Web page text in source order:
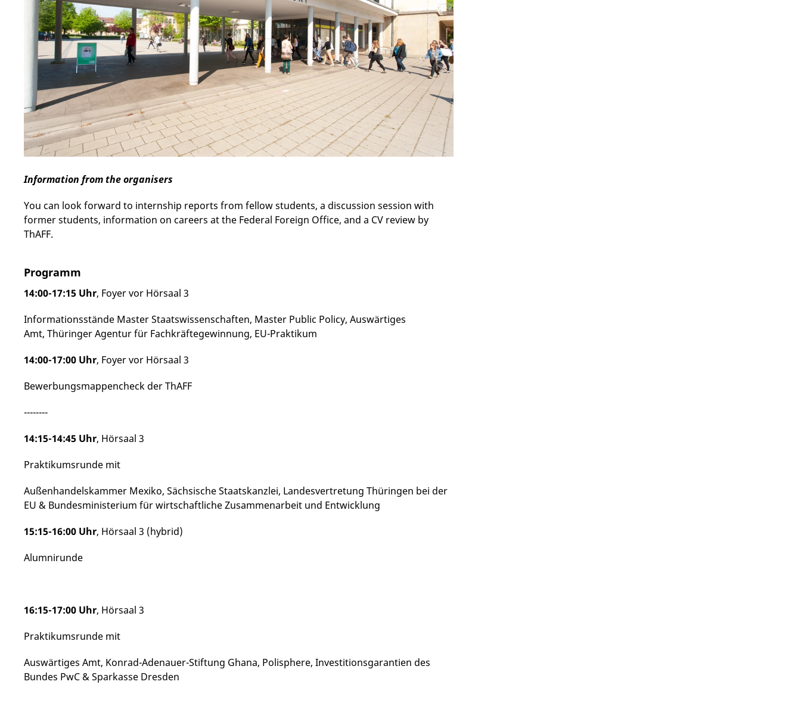
Information from the organisers
You can look forward to internship reports from fellow students, a discussion session with
former students, information on careers at the Federal Foreign Office, and a CV review by
ThAFF.
Programm
14:00-17:15 Uhr, Foyer vor Hörsaal 3
Informationsstände Master Staatswissenschaften, Master Public Policy, Auswärtiges
Amt, Thüringer Agentur für Fachkräftegewinnung, EU-Praktikum
14:00-17:00 Uhr, Foyer vor Hörsaal 3
Bewerbungsmappencheck der ThAFF
--------
14:15-14:45 Uhr, Hörsaal 3
Praktikumsrunde mit
Außenhandelskammer Mexiko, Sächsische Staatskanzlei, Landesvertretung Thüringen bei der
EU & Bundesministerium für wirtschaftliche Zusammenarbeit und Entwicklung
15:15-16:00 Uhr, Hörsaal 3 (hybrid)
Alumnirunde
16:15-17:00 Uhr, Hörsaal 3
Praktikumsrunde mit
Auswärtiges Amt, Konrad-Adenauer-Stiftung Ghana, Polisphere, Investitionsgarantien des
Bundes PwC & Sparkasse Dresden